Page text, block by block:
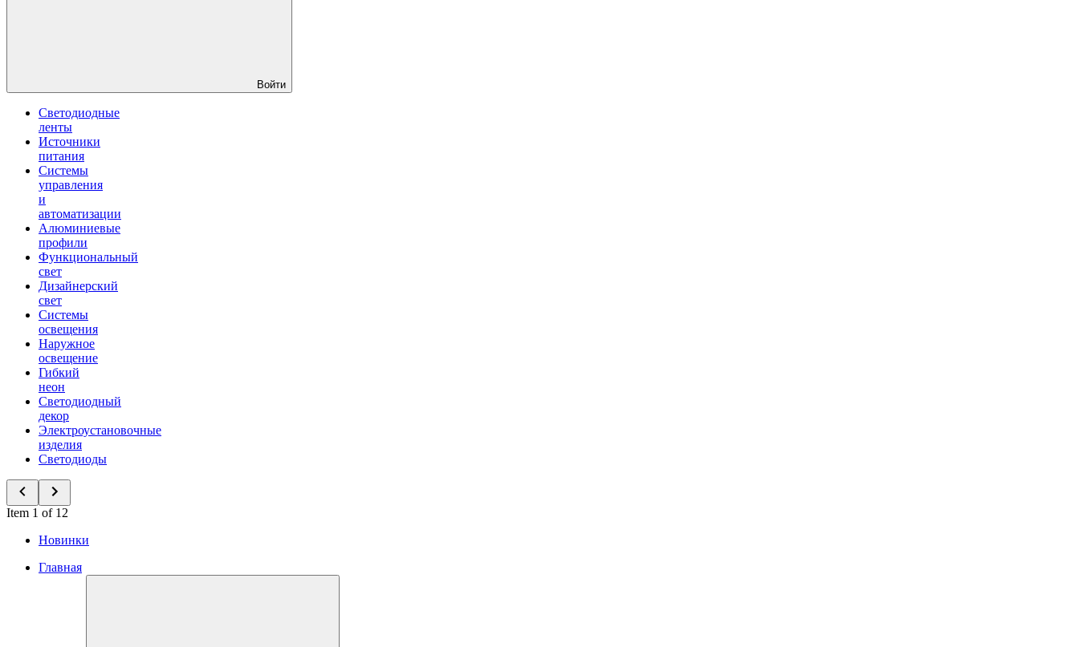
Войти
Светодиодные
ленты
Источники
питания
Системы
управления
и
автоматизации
Алюминиевые
профили
Функциональный
свет
Дизайнерский
свет
Системы
освещения
Наружное
освещение
Гибкий
неон
Светодиодный
декор
Электроустановочные
изделия
Светодиоды
Item 1 of 12
Новинки
Главная